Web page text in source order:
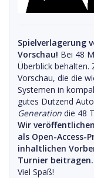
Spielverlagerung
Vorschau! Bei 48
Überblick behalten.
Vorschau, die die
Systemen in
gutes Dutzend
Generation die 48
Wir
als Open-Access-
inhaltlichen
Turnier beitragen.
Viel Spaß!